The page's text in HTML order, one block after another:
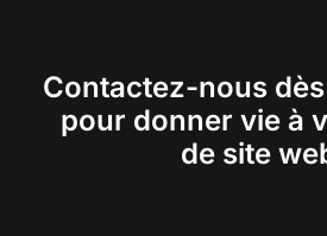
Contactez-nous
pour donner vie à
de site